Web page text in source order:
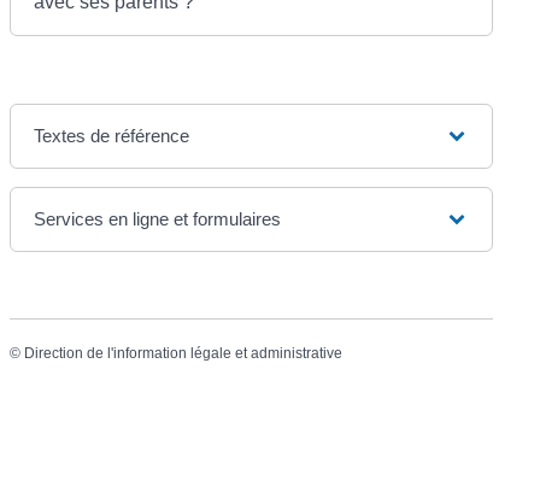
Textes de référence
Services en ligne et formulaires
© Direction de l'information légale et administrative